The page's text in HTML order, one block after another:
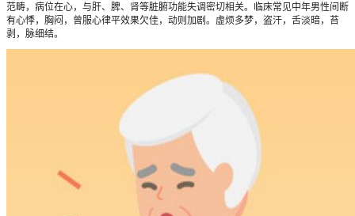
范畴，病位在心，与肝、脾、肾等脏腑功能失调密切相关。临床常见中年男性间断
有心悸，胸闷，曾服心律平效果欠佳，动则加剧。虚烦多梦，盗汗，舌淡暗，苔
剥，脉细结。